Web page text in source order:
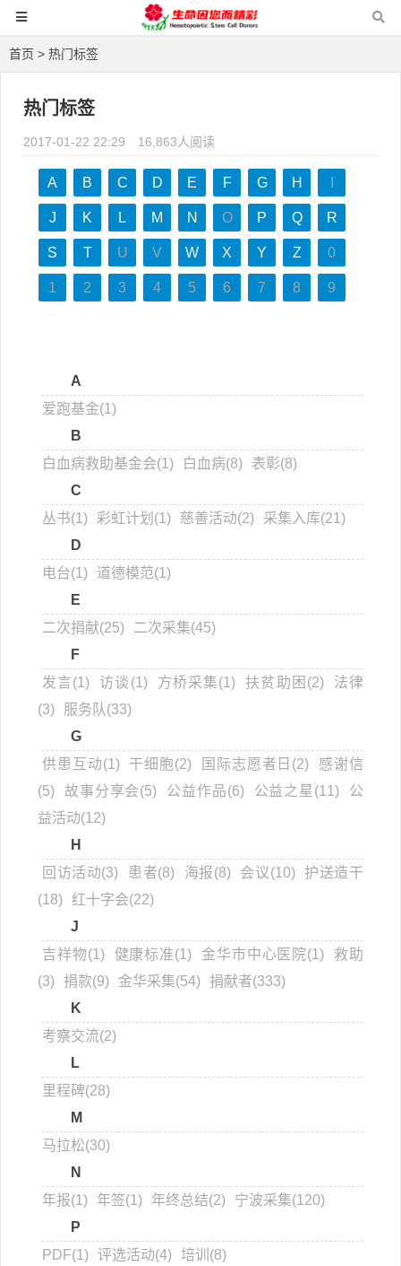
首页 > 热门标签
热门标签
2017-01-22 22:29 16,863人阅读
A B C D E F G H
J K L M N O P Q R
S T U V W X Y Z 0
1 2 3 4 5 6 7 8 9
A
爱跑基金(1)
B
白血病救助基金会(1)
白血病(8)
表彰(8)
C
丛书(1)
彩虹计划(1) 慈善活动(2)
采集入库(21)
D
电台(1)
道德模范(1)
E
二次捐献(25)
二次采集(45)
F
发言(1)
访谈(1) 方桥采集(1) 扶贫助困(2)
法律
(3)
服务队(33)
G
供患互动(1)
干细胞(2) 国际志愿者日(2)
感谢信
(5)
故事分享会(5) 公益作品(6) 公益之星(11)
公
益活动(12)
H
回访活动(3)
患者(8) 海报(8) 会议(10)
护送造干
(18) 红十字会(22)
J
吉祥物(1)
健康标准(1) 金华市中心医院(1)
救助
(3) 捐款(9) 金华采集(54) 捐献者(333)
K
考察交流(2)
L
里程碑(28)
M
马拉松(30)
N
年报(1)
年签(1) 年终总结(2)
宁波采集(120)
P
PDF(1) 评选活动(4) 培训(8)